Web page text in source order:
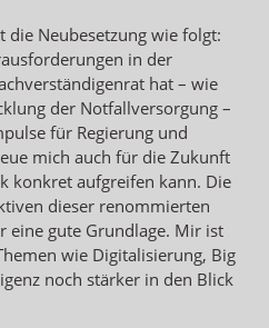
Neubesetzung wie folgt:
in der
hat – wie
der Notfallversorgung –
für Regierung und
mich auch für die Zukunft
konkret aufgreifen kann. Die
dieser renommierten
eine gute Grundlage. Mir ist
wie Digitalisierung, Big
noch stärker in den Blick